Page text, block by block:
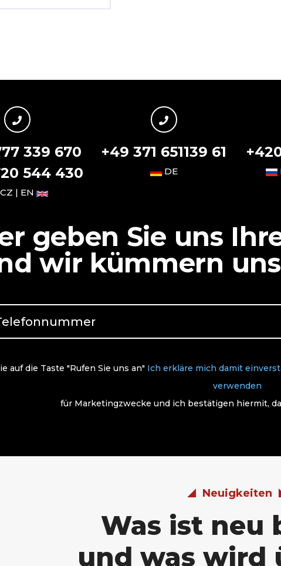
339 670
544 430
CZ | EN
+49 371 651139 61
DE
geben Sie uns
wir kümmern
auf die Taste "Rufen Sie uns an" Ich erkläre mich damit
verwenden
für Marketingzwecke und ich bestätigen hiermit,
Neuigkeiten
Was ist neu
und was wird